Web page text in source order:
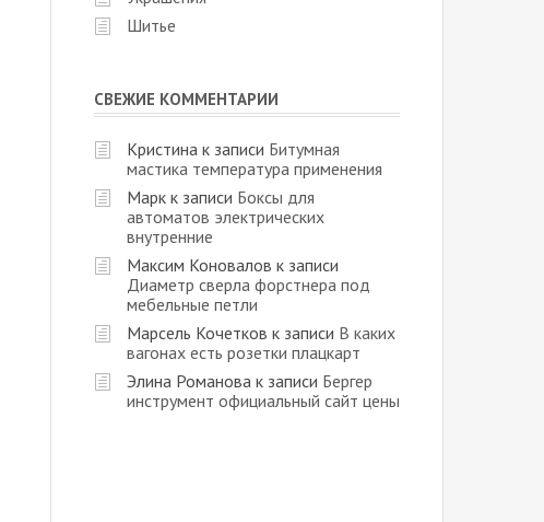
Шитье
СВЕЖИЕ КОММЕНТАРИИ
Кристина к записи Битумная
мастика температура применения
Марк к записи Боксы для
автоматов электрических
внутренние
Максим Коновалов к записи
Диаметр сверла форстнера под
мебельные петли
Марсель Кочетков к записи В каких
вагонах есть розетки плацкарт
Элина Романова к записи Бергер
инструмент официальный сайт цены